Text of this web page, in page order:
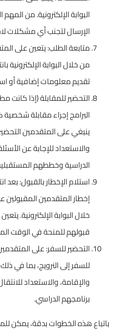
البوابة الإلكترونية. من
الإرسال لتجنب أي مشكلات
متابعة الطلب: يتعين على
من خلال البوابة الإلكترونية
تقديم معلومات إضافية أو
التحضير للمقابلة (إذا
البرامج إجراء مقابلة شخصية
ينبغي على المتقدمين
والاستعداد للإجابة عن
الدراسية وخططهم
استلام الإخطار بالقبول: بعد
إخطار المتقدمين المقبولين
خلال البوابة الإلكترونية.
قبولهم للمنحة في الوقت
التحضير للسفر: على
للسفر إلى النرويج، بما في
برنامجهم الدراسي.
باتباع هذه الخطوات بدقة، يمكن